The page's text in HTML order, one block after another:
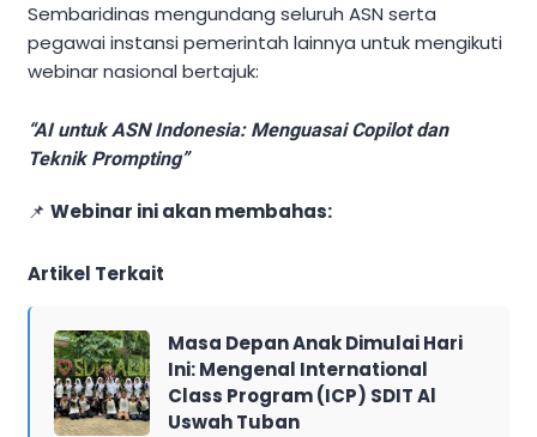
Sembaridinas mengundang seluruh ASN serta
pegawai instansi pemerintah lainnya untuk mengikuti
webinar nasional bertajuk:
“AI untuk ASN Indonesia: Menguasai Copilot dan
Teknik Prompting”
📌 Webinar ini akan membahas:
Artikel Terkait
Masa Depan Anak Dimulai Hari
Ini: Mengenal International
Class Program (ICP) SDIT Al
Uswah Tuban